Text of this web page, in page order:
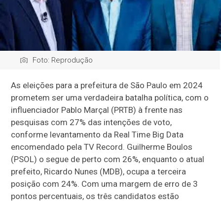
Foto: Reprodução
As eleições para a prefeitura de São Paulo em 2024
prometem ser uma verdadeira batalha política, com o
influenciador Pablo Marçal (PRTB) à frente nas
pesquisas com 27% das intenções de voto,
conforme levantamento da Real Time Big Data
encomendado pela TV Record. Guilherme Boulos
(PSOL) o segue de perto com 26%, enquanto o atual
prefeito, Ricardo Nunes (MDB), ocupa a terceira
posição com 24%. Com uma margem de erro de 3
pontos percentuais, os três candidatos estão